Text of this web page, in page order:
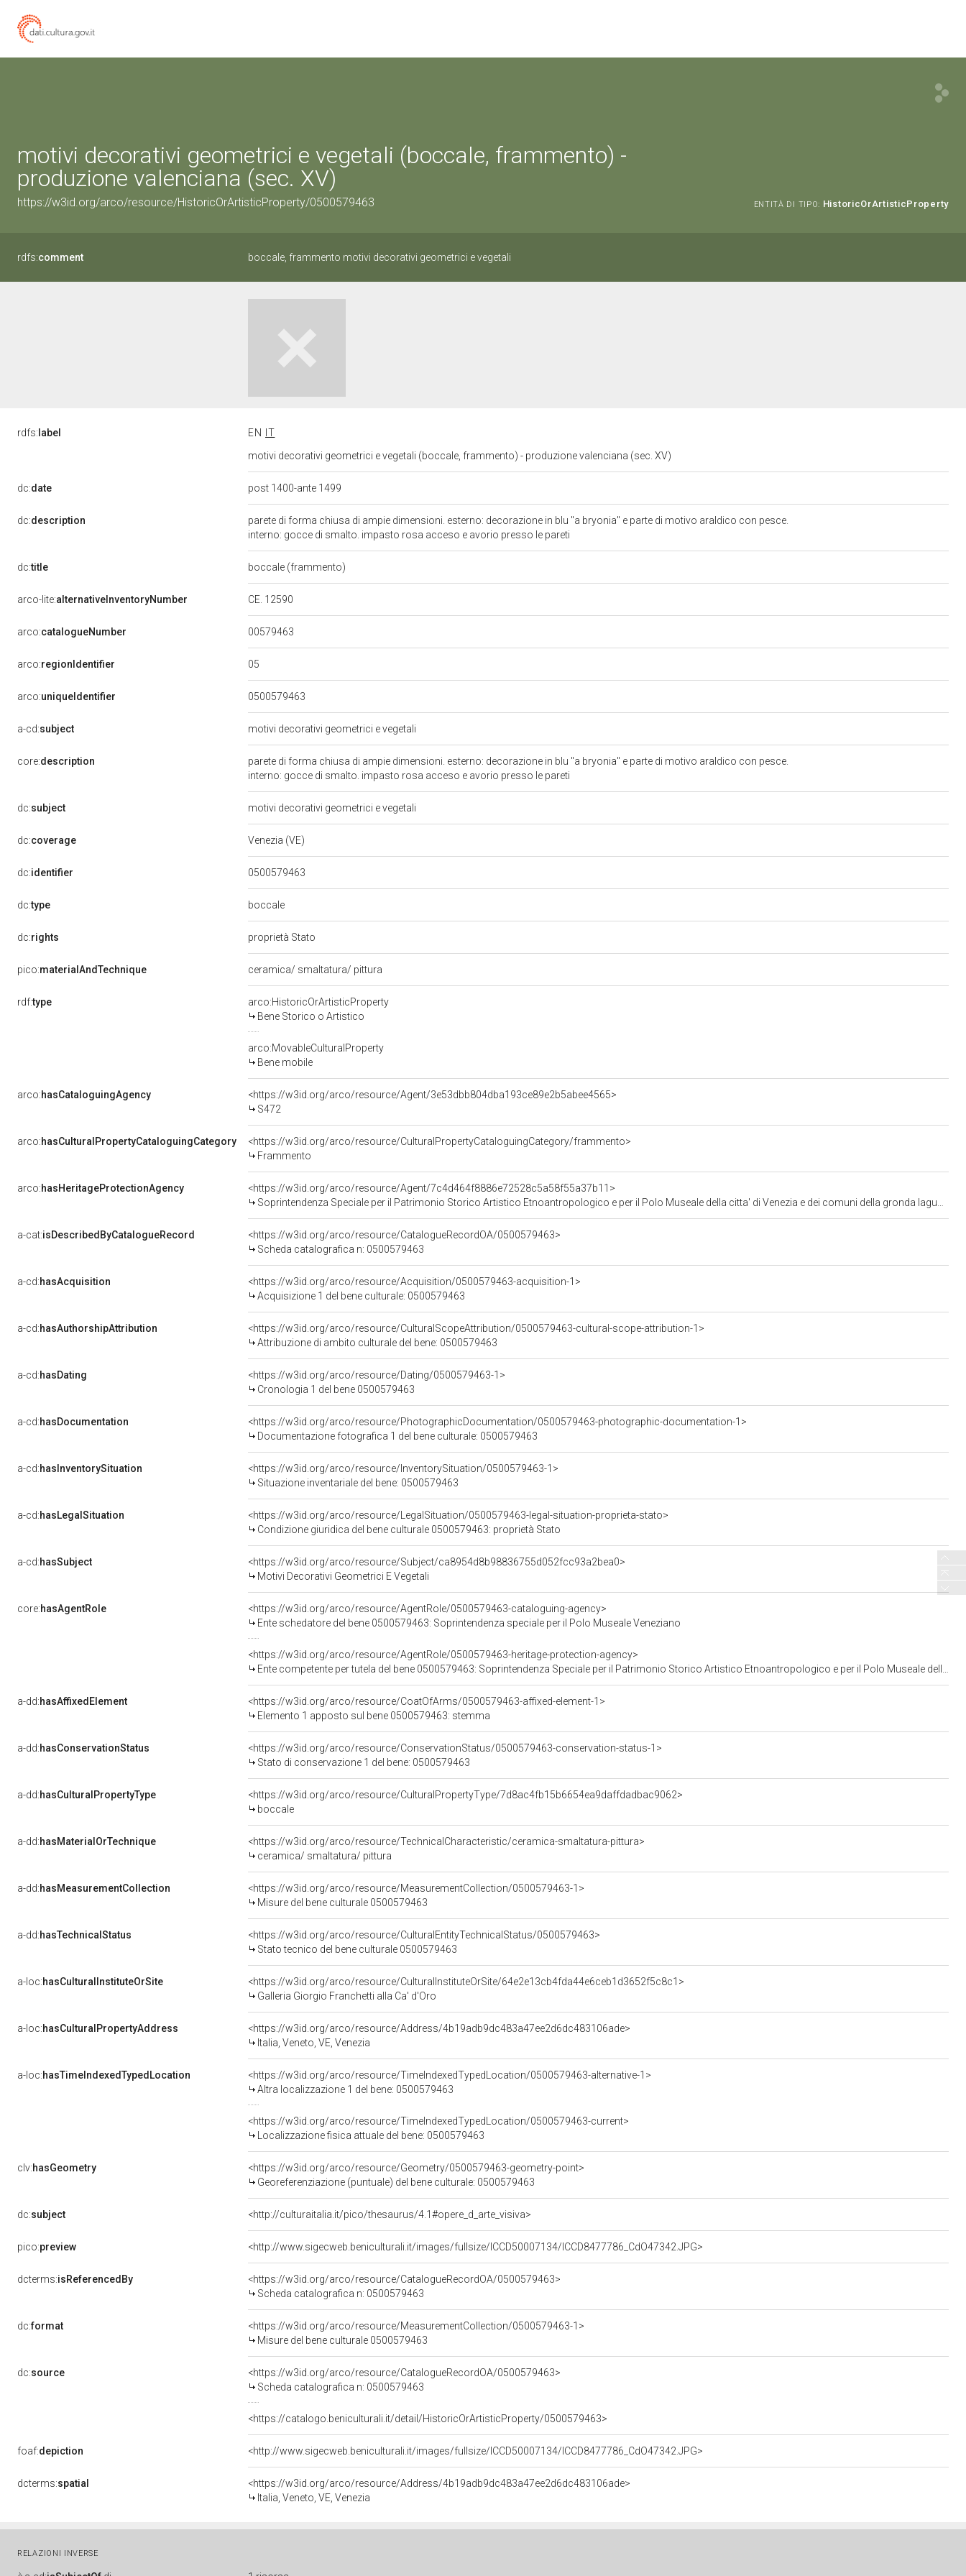
motivi decorativi geometrici e vegetali (boccale, frammento) -
produzione valenciana (sec. XV)
https://w3id.org/arco/resource/HistoricOrArtisticProperty/0500579463 ENTITÀ DI TIPO: HistoricOrArtisticProperty
rdfs:comment boccale, frammento motivi decorativi geometrici e vegetali
rdfs: label EN
IT
motivi decorativi geometrici e vegetali (boccale, frammento) - produzione valenciana (sec. XV)
dc:date post 1400-ante 1499
dc:description
parete di forma chiusa di ampie dimensioni. esterno: decorazione in blu "a bryonia" e parte di motivo araldico con pesce.
interno: gocce di smalto. impasto rosa acceso e avorio presso le pareti
dc:title boccale (frammento)
arco-lite:alternativeInventoryNumber CE. 12590
arco:catalogueNumber 00579463
arco:regionIdentifier 05
arco:uniqueIdentifier 0500579463
a-cd:subject motivi decorativi geometrici e vegetali
core:description
parete di forma chiusa di ampie dimensioni. esterno: decorazione in blu "a bryonia" e parte di motivo araldico con pesce.
interno: gocce di smalto. impasto rosa acceso e avorio presso le pareti
dc:subject motivi decorativi geometrici e vegetali
dc:coverage Venezia (VE)
dc:identifier 0500579463
dc:type boccale
dc:rights proprietà Stato
pico:materialAndTechnique ceramica/ smaltatura/ pittura
rdf:type
arco:HistoricOrArtisticProperty
Bene Storico o Artistico
arco:MovableCulturalProperty
Bene mobile
arco:hasCataloguingAgency
<https://w3id.org/arco/resource/Agent/3e53dbb804dba193ce89e2b5abee4565>
S472
arco:hasCulturalPropertyCataloguingCategory
<https://w3id.org/arco/resource/CulturalPropertyCataloguingCategory/frammento>
Frammento
arco:hasHeritageProtectionAgency
<https://w3id.org/arco/resource/Agent/7c4d464f8886e72528c5a58f55a37b11>
Soprintendenza Speciale per il Patrimonio Storico Artistico Etnoantropologico e per il Polo Museale della citta' di Venezia e dei comuni della gronda lagunare
a-cat:isDescribedByCatalogueRecord
<https://w3id.org/arco/resource/CatalogueRecordOA/0500579463>
Scheda catalografica n: 0500579463
a-cd:hasAcquisition
<https://w3id.org/arco/resource/Acquisition/0500579463-acquisition-1>
Acquisizione 1 del bene culturale: 0500579463
a-cd:hasAuthorshipAttribution
<https://w3id.org/arco/resource/CulturalScopeAttribution/0500579463-cultural-scope-attribution-1>
Attribuzione di ambito culturale del bene: 0500579463
a-cd:hasDating
<https://w3id.org/arco/resource/Dating/0500579463-1>
Cronologia 1 del bene 0500579463
a-cd:hasDocumentation
<https://w3id.org/arco/resource/PhotographicDocumentation/0500579463-photographic-documentation-1>
Documentazione fotografica 1 del bene culturale: 0500579463
a-cd:hasInventorySituation
<https://w3id.org/arco/resource/InventorySituation/0500579463-1>
Situazione inventariale del bene: 0500579463
a-cd:hasLegalSituation
<https://w3id.org/arco/resource/LegalSituation/0500579463-legal-situation-proprieta-stato>
Condizione giuridica del bene culturale 0500579463: proprietà Stato
a-cd:hasSubject
<https://w3id.org/arco/resource/Subject/ca8954d8b98836755d052fcc93a2bea0>
Motivi Decorativi Geometrici E Vegetali
core:hasAgentRole
<https://w3id.org/arco/resource/AgentRole/0500579463-cataloguing-agency>
Ente schedatore del bene 0500579463: Soprintendenza speciale per il Polo Museale Veneziano
<https://w3id.org/arco/resource/AgentRole/0500579463-heritage-protection-agency>
Ente competente per tutela del bene 0500579463: Soprintendenza Speciale per il Patrimonio Storico Artistico Etnoantropologico e per il Polo Museale della citta' di Venezia e dei comuni della gronda lagunare
a-dd:hasAffixedElement
<https://w3id.org/arco/resource/CoatOfArms/0500579463-affixed-element-1>
Elemento 1 apposto sul bene 0500579463: stemma
a-dd:hasConservationStatus
<https://w3id.org/arco/resource/ConservationStatus/0500579463-conservation-status-1>
Stato di conservazione 1 del bene: 0500579463
a-dd:hasCulturalPropertyType
<https://w3id.org/arco/resource/CulturalPropertyType/7d8ac4fb15b6654ea9daffdadbac9062>
boccale
a-dd:hasMaterialOrTechnique
<https://w3id.org/arco/resource/TechnicalCharacteristic/ceramica-smaltatura-pittura>
ceramica/ smaltatura/ pittura
a-dd:hasMeasurementCollection
<https://w3id.org/arco/resource/MeasurementCollection/0500579463-1>
Misure del bene culturale 0500579463
a-dd:hasTechnicalStatus
<https://w3id.org/arco/resource/CulturalEntityTechnicalStatus/0500579463>
Stato tecnico del bene culturale 0500579463
a-loc:hasCulturalInstituteOrSite
<https://w3id.org/arco/resource/CulturalInstituteOrSite/64e2e13cb4fda44e6ceb1d3652f5c8c1>
Galleria Giorgio Franchetti alla Ca' d'Oro
a-loc:hasCulturalPropertyAddress
<https://w3id.org/arco/resource/Address/4b19adb9dc483a47ee2d6dc483106ade>
Italia, Veneto, VE, Venezia
a-loc:hasTimeIndexedTypedLocation
<https://w3id.org/arco/resource/TimeIndexedTypedLocation/0500579463-alternative-1>
Altra localizzazione 1 del bene: 0500579463
<https://w3id.org/arco/resource/TimeIndexedTypedLocation/0500579463-current>
Localizzazione fisica attuale del bene: 0500579463
clv:hasGeometry
<https://w3id.org/arco/resource/Geometry/0500579463-geometry-point>
Georeferenziazione (puntuale) del bene culturale: 0500579463
dc:subject <http://culturaitalia.it/pico/thesaurus/4.1#opere_d_arte_visiva>
pico:preview <http://www.sigecweb.beniculturali.it/images/fullsize/ICCD50007134/ICCD8477786_CdO47342.JPG>
dcterms:isReferencedBy
<https://w3id.org/arco/resource/CatalogueRecordOA/0500579463>
Scheda catalografica n: 0500579463
dc:format
<https://w3id.org/arco/resource/MeasurementCollection/0500579463-1>
Misure del bene culturale 0500579463
dc:source
<https://w3id.org/arco/resource/CatalogueRecordOA/0500579463>
Scheda catalografica n: 0500579463
<https://catalogo.beniculturali.it/detail/HistoricOrArtisticProperty/0500579463>
foaf:depiction <http://www.sigecweb.beniculturali.it/images/fullsize/ICCD50007134/ICCD8477786_CdO47342.JPG>
dcterms:spatial
<https://w3id.org/arco/resource/Address/4b19adb9dc483a47ee2d6dc483106ade>
Italia, Veneto, VE, Venezia
RELAZIONI INVERSE